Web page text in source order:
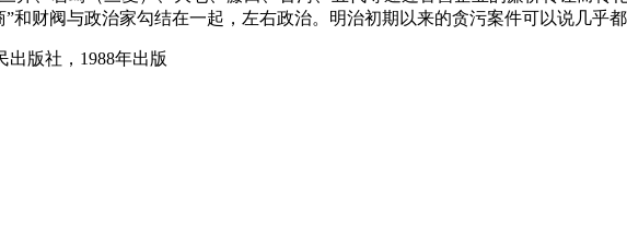
财阀与政治家勾结在一起，左右政治。明治初期以来的贪污案件可以说几乎都
出版社，1988年出版